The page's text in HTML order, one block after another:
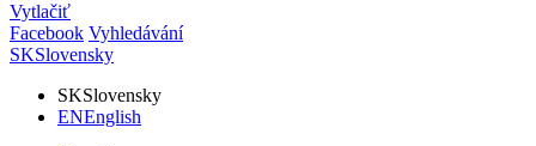
Vytlačiť
Facebook Vyhledávání
SKSlovensky
SKSlovensky
ENEnglish